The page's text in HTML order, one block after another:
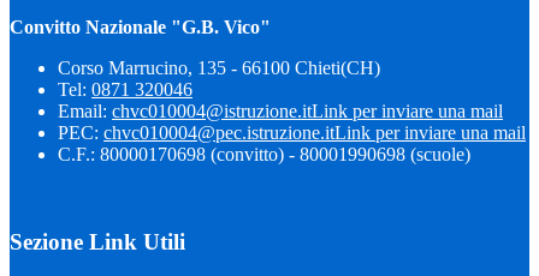
Convitto Nazionale "G.B. Vico"
Corso Marrucino, 135 - 66100 Chieti(CH)
Tel: 0871 320046
Email: chvc010004@istruzione.itLink per inviare una mail
PEC: chvc010004@pec.istruzione.itLink per inviare una mail
C.F.: 80000170698 (convitto) - 80001990698 (scuole)
Sezione Link Utili